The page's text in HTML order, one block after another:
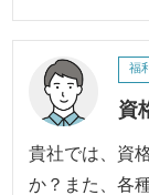
資
福
貴社では、資
か？また、各